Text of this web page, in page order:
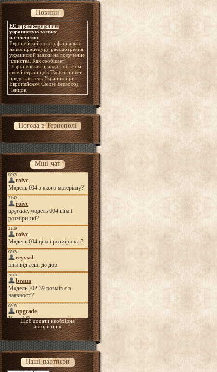
Новини
ЕС зарегистрировал
украинскую заявку
на членство
Европейский союз официально
начал процедуру рассмотрения
украинской заявки на получение
членства. Как сообщает
"Европейская правда", об этом
своей странице в Twitter пишет
представитель Украины при
Европейском Союзе Всеволод
Ченцов.
Погода в Тернополі
Міні-чат
Щоб додати необхідна
авторизація
Наші партнери